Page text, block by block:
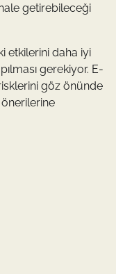
getirebileceği
etkilerini daha iyi
gerekiyor. E-
göz önünde